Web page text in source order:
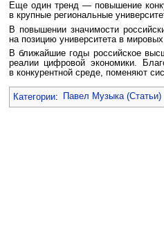
Еще один тренд — повышение
в крупные региональные
В повышении значимости
на позицию университета в
В ближайшие годы российское
реалии цифровой экономики.
в конкурентной среде, поменяют
Категории: Павел Музыка (Статьи)